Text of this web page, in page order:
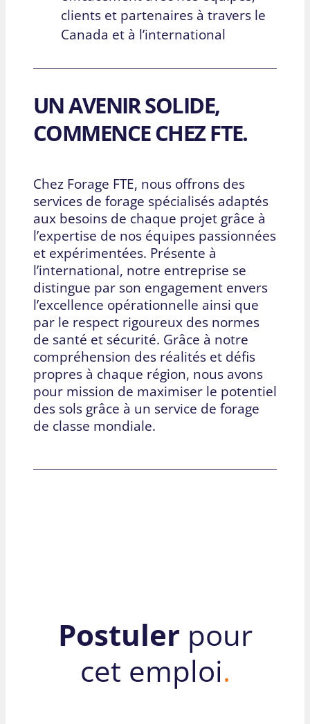
clients et partenaires à travers le
Canada et à l’international
UN AVENIR SOLIDE,
COMMENCE CHEZ FTE.
Chez Forage FTE, nous offrons des
services de forage spécialisés adaptés
aux besoins de chaque projet grâce à
l’expertise de nos équipes passionnées
et expérimentées. Présente à
l’international, notre entreprise se
distingue par son engagement envers
l’excellence opérationnelle ainsi que
par le respect rigoureux des normes
de santé et sécurité. Grâce à notre
compréhension des réalités et défis
propres à chaque région, nous avons
pour mission de maximiser le potentiel
des sols grâce à un service de forage
de classe mondiale.
Postuler pour
cet emploi.